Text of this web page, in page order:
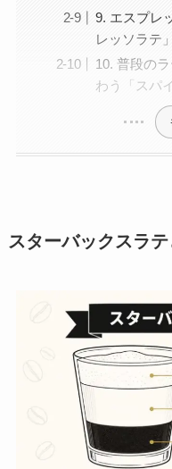
9. エスプレ
レッソラテ」
10. 普段の
わう「スパ
スターバックスラテ